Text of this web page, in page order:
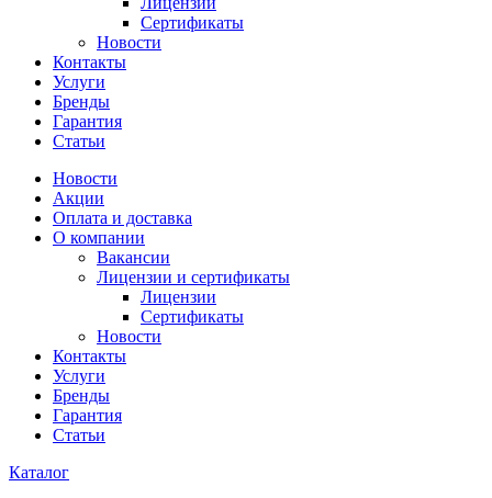
Сертификаты
Новости
Контакты
Услуги
Бренды
Гарантия
Статьи
Новости
Акции
Оплата и доставка
О компании
Вакансии
Лицензии и сертификаты
Лицензии
Сертификаты
Новости
Контакты
Услуги
Бренды
Гарантия
Статьи
Каталог